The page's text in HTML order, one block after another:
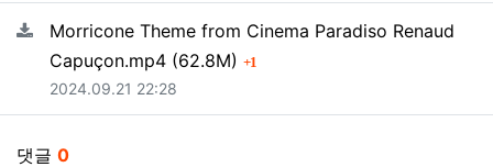
관련자료Morricone Theme from Cinema Paradiso Renaud
Capuçon.mp4 파일크기
(62.8M) 1
등록일
2024.09.21 22:28
댓글 0